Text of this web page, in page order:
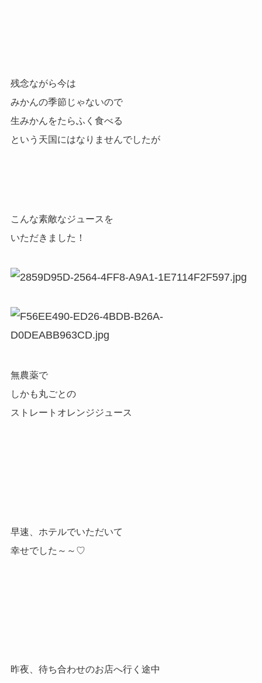
残念ながら今は
みかんの季節じゃないので
生みかんをたらふく食べる
という天国にはなりませんでしたが
こんな素敵なジュースを
いただきました！
無農薬で
しかも丸ごとの
ストレートオレンジジュース
早速、ホテルでいただいて
幸せでした～～♡
昨夜、待ち合わせのお店へ行く途中